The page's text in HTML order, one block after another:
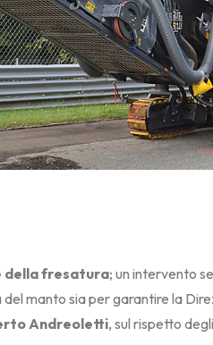
della fresatura; un intervento
manto sia per garantire la
Andreoletti, sul rispetto